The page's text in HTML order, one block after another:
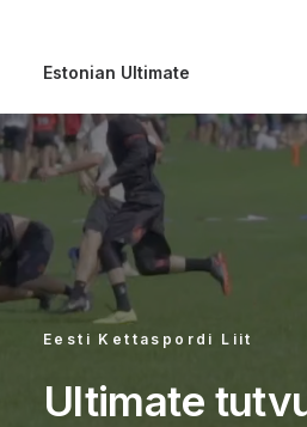
Estonian Ultimate
Eesti Kettaspordi Liit
Ultimate levit